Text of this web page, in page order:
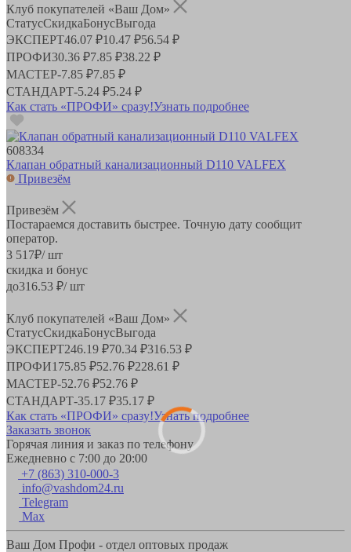
Клуб покупателей «Ваш Дом»
СтатусСкидкаБонусВыгода
ЭКСПЕРТ46.07 ₽10.47 ₽56.54 ₽
ПРОФИ30.36 ₽7.85 ₽38.22 ₽
МАСТЕР-7.85 ₽7.85 ₽
СТАНДАРТ-5.24 ₽5.24 ₽
Как стать «ПРОФИ» сразу!Узнать подробнее
608334
Клапан обратный канализационный D110 VALFEX
Привезём
Привезём
Постараемся доставить быстрее. Точную дату сообщит
оператор.
3 517₽/ шт
скидка и бонус
до316.53 ₽/ шт
Клуб покупателей «Ваш Дом»
СтатусСкидкаБонусВыгода
ЭКСПЕРТ246.19 ₽70.34 ₽316.53 ₽
ПРОФИ175.85 ₽52.76 ₽228.61 ₽
МАСТЕР-52.76 ₽52.76 ₽
СТАНДАРТ-35.17 ₽35.17 ₽
Как стать «ПРОФИ» сразу!Узнать подробнее
Заказать звонок
Горячая линия и заказ по телефону
Ежедневно с 7:00 до 20:00
+7 (863) 310-000-3
info@vashdom24.ru
Telegram
Max
Ваш Дом Профи - отдел оптовых продаж